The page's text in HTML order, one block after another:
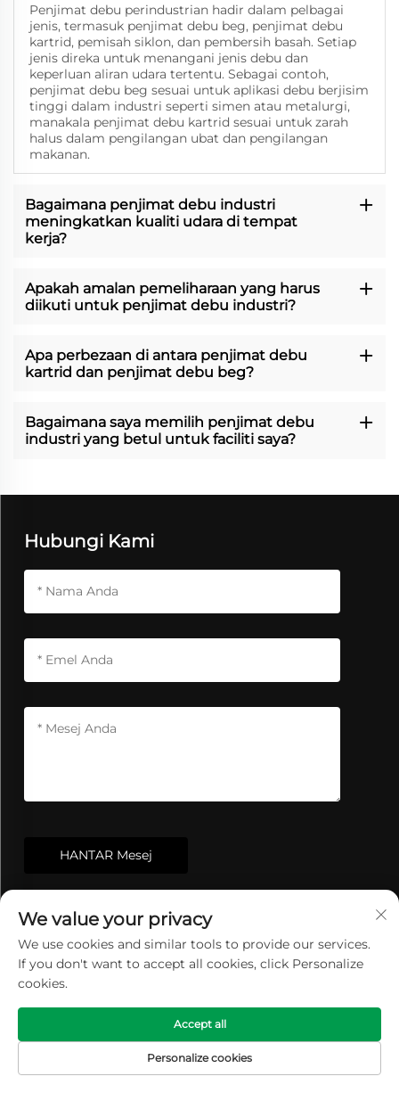
Penjimat debu perindustrian hadir dalam pelbagai
jenis, termasuk penjimat debu beg, penjimat debu
kartrid, pemisah siklon, dan pembersih basah. Setiap
jenis direka untuk menangani jenis debu dan
keperluan aliran udara tertentu. Sebagai contoh,
penjimat debu beg sesuai untuk aplikasi debu berjisim
tinggi dalam industri seperti simen atau metalurgi,
manakala penjimat debu kartrid sesuai untuk zarah
halus dalam pengilangan ubat dan pengilangan
makanan.
Bagaimana penjimat debu industri
meningkatkan kualiti udara di tempat
kerja?
Apakah amalan pemeliharaan yang harus
diikuti untuk penjimat debu industri?
Apa perbezaan di antara penjimat debu
kartrid dan penjimat debu beg?
Bagaimana saya memilih penjimat debu
industri yang betul untuk faciliti saya?
Hubungi Kami
HANTAR Mesej
Renhe memberi tumpuan kepada kartrij
HALAMAN
We value your privacy
We use cookies and similar tools to provide our services.
If you don't want to accept all cookies, click Personalize
cookies.
Personalize cookies
Accept all